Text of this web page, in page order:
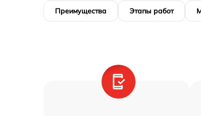
Преимущества Этапы работ